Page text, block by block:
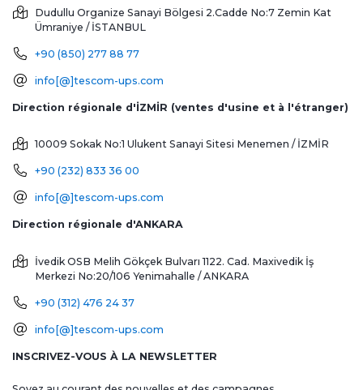
Dudullu Organize Sanayi Bölgesi 2.Cadde No:7 Zemin Kat
Ümraniye / İSTANBUL
+90 (850) 277 88 77
info[@]tescom-ups.com
Direction régionale d'İZMİR (ventes d'usine et à l'étranger)
10009 Sokak No:1 Ulukent Sanayi Sitesi Menemen / İZMİR
+90 (232) 833 36 00
info[@]tescom-ups.com
Direction régionale d'ANKARA
İvedik OSB Melih Gökçek Bulvarı 1122. Cad. Maxivedik İş
Merkezi No:20/106 Yenimahalle / ANKARA
+90 (312) 476 24 37
info[@]tescom-ups.com
INSCRIVEZ-VOUS À LA NEWSLETTER